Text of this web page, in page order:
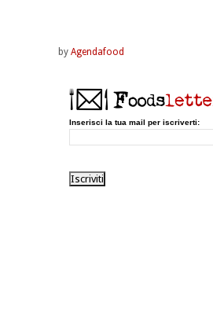
by Agendafood
Inserisci la tua mail per iscriverti: